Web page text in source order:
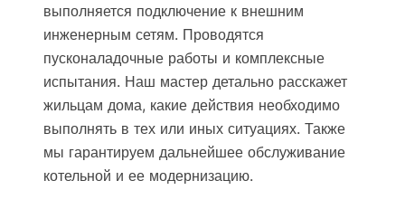
выполняется подключение к внешним
инженерным сетям. Проводятся
пусконаладочные работы и комплексные
испытания. Наш мастер детально расскажет
жильцам дома, какие действия необходимо
выполнять в тех или иных ситуациях. Также
мы гарантируем дальнейшее обслуживание
котельной и ее модернизацию.